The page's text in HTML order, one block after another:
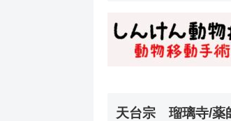
天台宗 瑠璃寺/薬